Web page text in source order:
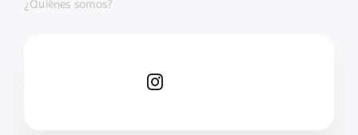
¿Quiénes somos?